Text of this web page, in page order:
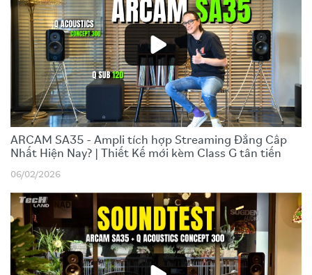
ARCAM SA35 - Ampli tích hợp Streaming Đẳng Cấp
Nhất Hiện Nay? | Thiết Kế mới kèm Class G tân tiến
06/02/2026